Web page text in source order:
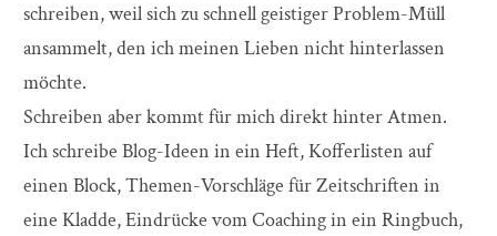
schreiben, weil sich zu schnell geistiger Problem-Müll
ansammelt, den ich meinen Lieben nicht hinterlassen
möchte.
Schreiben aber kommt für mich direkt hinter Atmen.
Ich schreibe Blog-Ideen in ein Heft, Kofferlisten auf
einen Block, Themen-Vorschläge für Zeitschriften in
eine Kladde, Eindrücke vom Coaching in ein Ringbuch,